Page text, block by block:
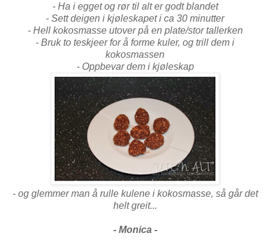
- Ha i egget og rør til alt er godt blandet
- Sett deigen i kjøleskapet i ca 30 minutter
- Hell kokosmasse utover på en plate/stor tallerken
- Bruk to teskjeer for å forme kuler, og trill dem i
kokosmassen
- Oppbevar dem i kjøleskap
- og glemmer man å rulle kulene i kokosmasse, så går det
helt greit...
- Monica -